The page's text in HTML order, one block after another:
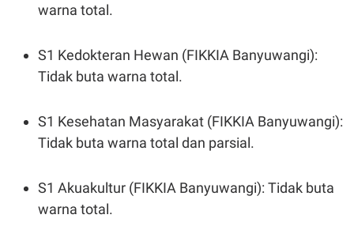
warna total.
S1 Kedokteran Hewan (FIKKIA Banyuwangi):
Tidak buta warna total.
S1 Kesehatan Masyarakat (FIKKIA Banyuwangi):
Tidak buta warna total dan parsial.
S1 Akuakultur (FIKKIA Banyuwangi): Tidak buta
warna total.